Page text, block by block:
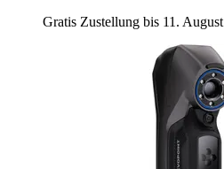
Gratis Zustellung bis 11. August